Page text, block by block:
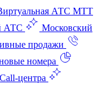
АТС МТТ
АТС
Московский
продажи
номера
центра